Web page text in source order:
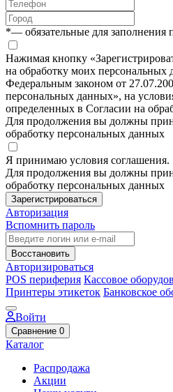
*— обязательные для заполнения
Нажимая кнопку
на обработку моих персональных
Федеральным законом от
персональных данных», на
определенных в Согласии на
Для продолжения вы должны
обработку персональных данных
Я принимаю условия соглашения.
Для продолжения вы должны
обработку персональных данных
Зарегистрироваться
Авторизация
Вспомнить пароль
Восстановить
Авторизироваться
POS периферия Кассовое
Принтеры этикеток Банковское
Войти
Сравнение 0
Каталог
Распродажа
Акции